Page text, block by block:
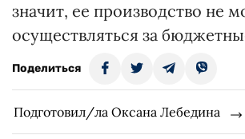
значит, ее производство не
осуществляться за
Поделиться
Подготовил/ла Оксана Лебедина